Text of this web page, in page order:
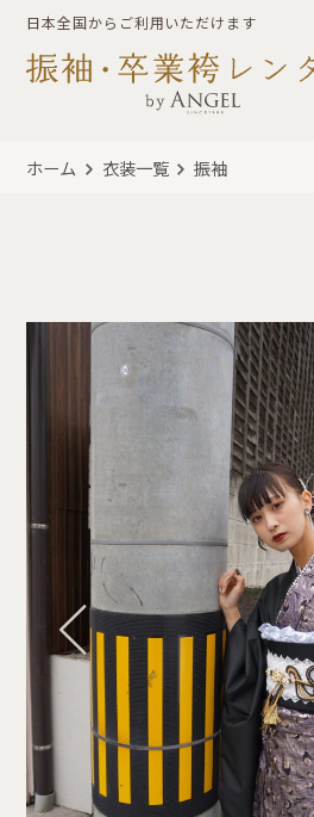
日本全国からご利用いただけます
ホーム 衣装一覧 振袖